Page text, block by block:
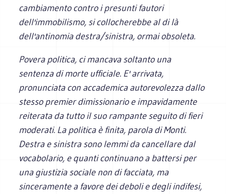
cambiamento contro i presunti fautori
dell'immobilismo, si collocherebbe al di là
dell'antinomia destra/sinistra, ormai obsoleta.
Povera politica, ci mancava soltanto una
sentenza di morte ufficiale. E' arrivata,
pronunciata con accademica autorevolezza dallo
stesso premier dimissionario e impavidamente
reiterata da tutto il suo rampante seguito di fieri
moderati. La politica è finita, parola di Monti.
Destra e sinistra sono lemmi da cancellare dal
vocabolario, e quanti continuano a battersi per
una giustizia sociale non di facciata, ma
sinceramente a favore dei deboli e degli indifesi,